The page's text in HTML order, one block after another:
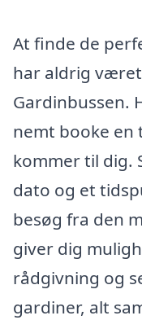
At finde de
har aldrig
Gardinbussen.
nemt booke en
kommer til dig.
dato og et
besøg fra den
giver dig
rådgivning og
gardiner, alt